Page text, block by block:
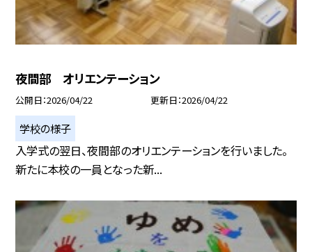
夜間部 オリエンテーション
公開日 2026/04/22 更新日 2026/04/22
学校の様子
入学式の翌日、夜間部のオリエンテーションを行いました。
新たに本校の一員となった新...